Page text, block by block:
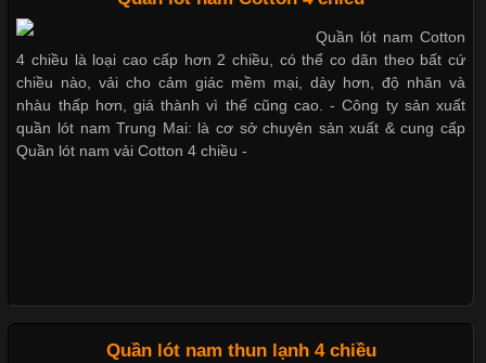
Trong những năm gần đây, vải Bamboo đang trở thành một
trong những chất liệu được yêu thích trong ngành thời trang
nhờ đặc tính mềm mại, thoáng khí và thân thiện với môi trường.
Không chỉ được ứng dụng trong quần áo thường ngày, loại vải
này còn xuất hiện nhiều trong các sản phẩm đồ lót
Vải thun là một trong những chất liệu được sử dụng rộng rãi
Những mẩu quần lót nam
thông dụng hiện nay
Quần lót nam boxer thun lạnh
Quần lót nam Cotton
4 chiều là loại cao cấp hơn 2 chiều, có thể co dãn theo bất cứ
chiều nào, vải cho cảm giác mềm mại, dày hơn, độ nhăn và
nhàu thấp hơn, giá thành vì thế cũng cao. - Công ty sản xuất
quần lót nam Trung Mai: là cơ sở chuyên sản xuất & cung cấp
Quần lót nam vải Cotton 4 chiều -
Quần lót nam thun lạnh 4 chiều